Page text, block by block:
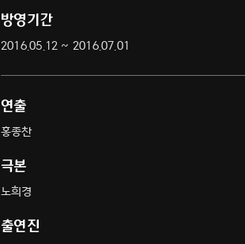
방영기간
2016.05.12 ~ 2016.07.01
연출
홍종찬
극본
노희경
출연진